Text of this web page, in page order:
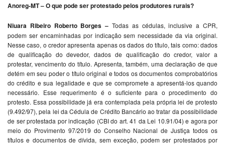
Anoreg-MT – O que pode ser protestado pelos produtores rurais?
Niuara Ribeiro Roberto Borges – Todas as cédulas, inclusive a CPR,
podem ser encaminhadas por indicação sem necessidade da via original.
Nesse caso, o credor apresenta apenas os dados do título, tais como: dados
de qualificação do devedor, dados de qualificação do credor, valor a
protestar, vencimento do título. Apresenta, também, uma declaração de que
detém em seu poder o título original e todos os documentos comprobatórios
do crédito e sua legalidade e que se compromete a apresentá-los quando
necessário. Esse requerimento é o suficiente para o procedimento do
protesto. Essa possibilidade já era contemplada pela própria lei de protesto
(9.492/97), pela lei da Cédula de Crédito Bancário ao tratar da possibilidade
de ser protestada por indicação (CBI do art. 41 da Lei 10.91/04) e agora por
meio do Provimento 97/2019 do Conselho Nacional de Justiça todos os
títulos e documentos de dívida, sem exceção, podem ser protestados por